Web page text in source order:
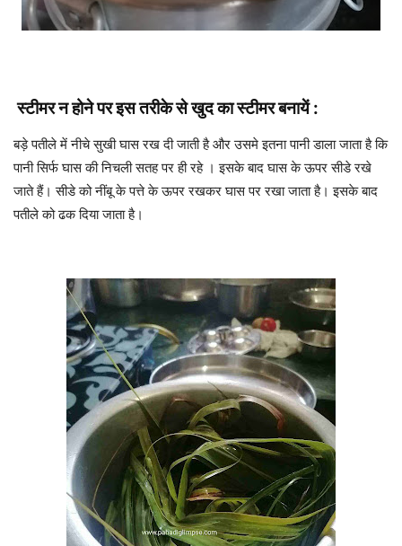
स्टीमर न होने पर इस तरीके से खुद का स्टीमर बनायें :
बड़े पतीले में नीचे सुखी घास रख दी जाती है और उसमे इतना पानी डाला जाता है कि
पानी सिर्फ घास की निचली सतह पर ही रहे । इसके बाद घास के ऊपर सीडे रखे
जाते हैं। सीडे को नींबू के पत्ते के ऊपर रखकर घास पर रखा जाता है। इसके बाद
पतीले को ढक दिया जाता है।